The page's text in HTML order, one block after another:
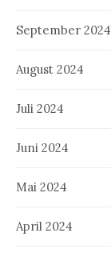
September 2024
August 2024
Juli 2024
Juni 2024
Mai 2024
April 2024